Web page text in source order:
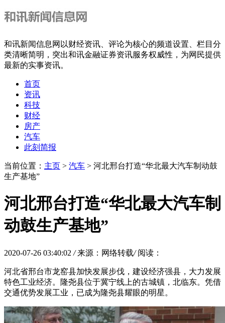
和讯新闻信息网以财经资讯、评论为核心的频道设置、栏目分
类清晰简明，突出和讯金融证券资讯服务权威性，为网民提供
最新的实事资讯。
首页
资讯
科技
财经
房产
汽车
此刻简报
当前位置： 主页 > 汽车 > 河北邢台打造“华北最大汽车制动鼓
生产基地”
河北邢台打造“华北最大汽车制
动鼓生产基地”
2020-07-26 03:40:02 / 来源：网络转载/ 阅读：
河北省邢台市龙窑县加快发展步伐，建设经济强县，大力发展
特色工业经济。隆尧县位于冀宁线上的古城镇，北临东。凭借
交通优势发展工业，已成为隆尧县耀眼的明星。